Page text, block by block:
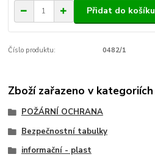
Přidat do košíku
Číslo produktu: 0482/1
Zboží zařazeno v kategoriích
POŽÁRNÍ OCHRANA
Bezpečnostní tabulky
informační - plast